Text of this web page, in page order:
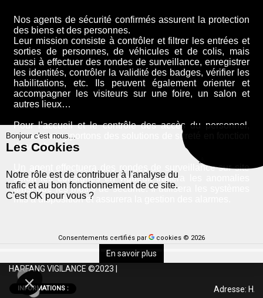
Nos agents de sécurité confirmés assurent la protection
des biens et des personnes.
Leur mission consiste à contrôler et filtrer les entrées et
sorties de personnes, de véhicules et de colis, mais
aussi à effectuer des rondes de surveillance, enregistrer
les identités, contrôler la validité des badges, vérifier les
habilitations, etc. Ils peuvent également orienter et
accompagner les visiteurs sur une foire, un salon et
autres lieux…
Pour l’accueil et le contrôle des accès du personnel,
nous vous apportons des solutions de sûreté en fonction
de vos besoins.
Un agent effectuera des rondes de surveillance sur site
selon les consignes en vigueur, traitera les anomalies
ainsi que les motifs de sécurité. Il utilisera les systèmes
mis à disposition et assurera la gestion des alarmes.
HARFANG VIGILANCE ©2023
INFORMATIONS : Adresse:
Bonjour c'est nous...
Les Cookies
Notre rôle est de contribuer à l'analyse du
trafic et au bon fonctionnement de ce site.
C'est OK pour vous ?
Consentements certifiés par cookies © 2026
En savoir plus